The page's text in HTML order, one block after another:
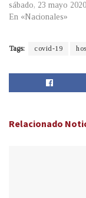
sábado, 23 mayo
En «Nacionales»
Tags: covid-19
Relacionado